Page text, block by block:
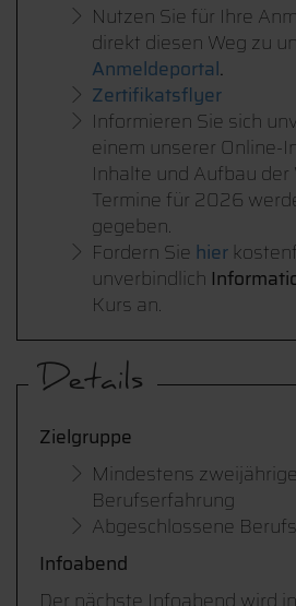
Nutzen Sie für Ihre
direkt diesen Weg zu
Anmeldeportal.
Zertifikatsflyer
Informieren Sie sich
einem unserer Online-
Inhalte und Aufbau
Termine für 2026
gegeben.
Fordern Sie hier
unverbindlich
Kurs an.
Details
Zielgruppe
Mindestens
Berufserfahrung
Abgeschlossene
Infoabend